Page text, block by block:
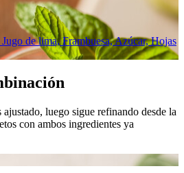
de lima, Frambuesa, Azúcar, Hojas
luego sigue refinando desde la
con ambos ingredientes ya